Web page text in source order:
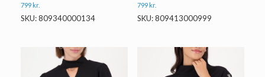
799kr.
SKU: 809340000134
799kr.
SKU: 809413000999